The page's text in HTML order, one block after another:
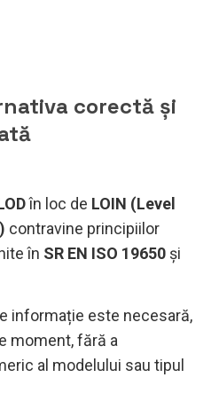
corectă și
în loc de LOIN (Level
contravine principiilor
în SR EN ISO 19650și
informație este necesară,
moment, fără a
al modelului sau tipul